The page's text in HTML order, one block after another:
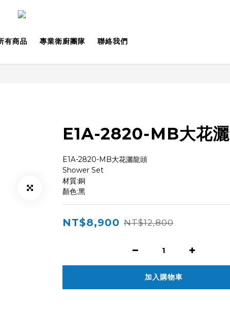
有商品 專業衛廚團隊 聯絡我們
E1A-2820-MB大花
E1A-2820-MB大花灑龍頭
Shower Set
材質:銅
顏色:黑
NT$8,900 NT$12,800
加入購物車